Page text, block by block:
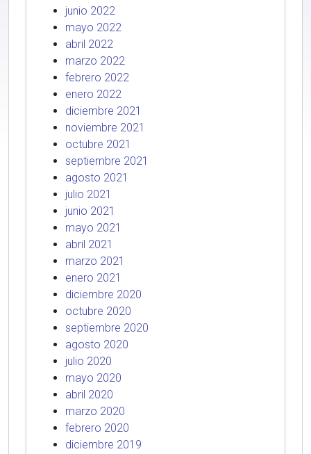
junio 2022
mayo 2022
abril 2022
marzo 2022
febrero 2022
enero 2022
diciembre 2021
noviembre 2021
octubre 2021
septiembre 2021
agosto 2021
julio 2021
junio 2021
mayo 2021
abril 2021
marzo 2021
enero 2021
diciembre 2020
octubre 2020
septiembre 2020
agosto 2020
julio 2020
mayo 2020
abril 2020
marzo 2020
febrero 2020
diciembre 2019